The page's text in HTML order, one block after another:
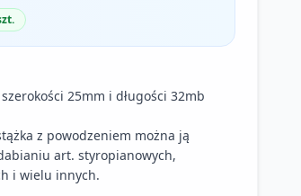
25mm i długości 32mb
z powodzeniem można ją
art. styropianowych,
i wielu innych.